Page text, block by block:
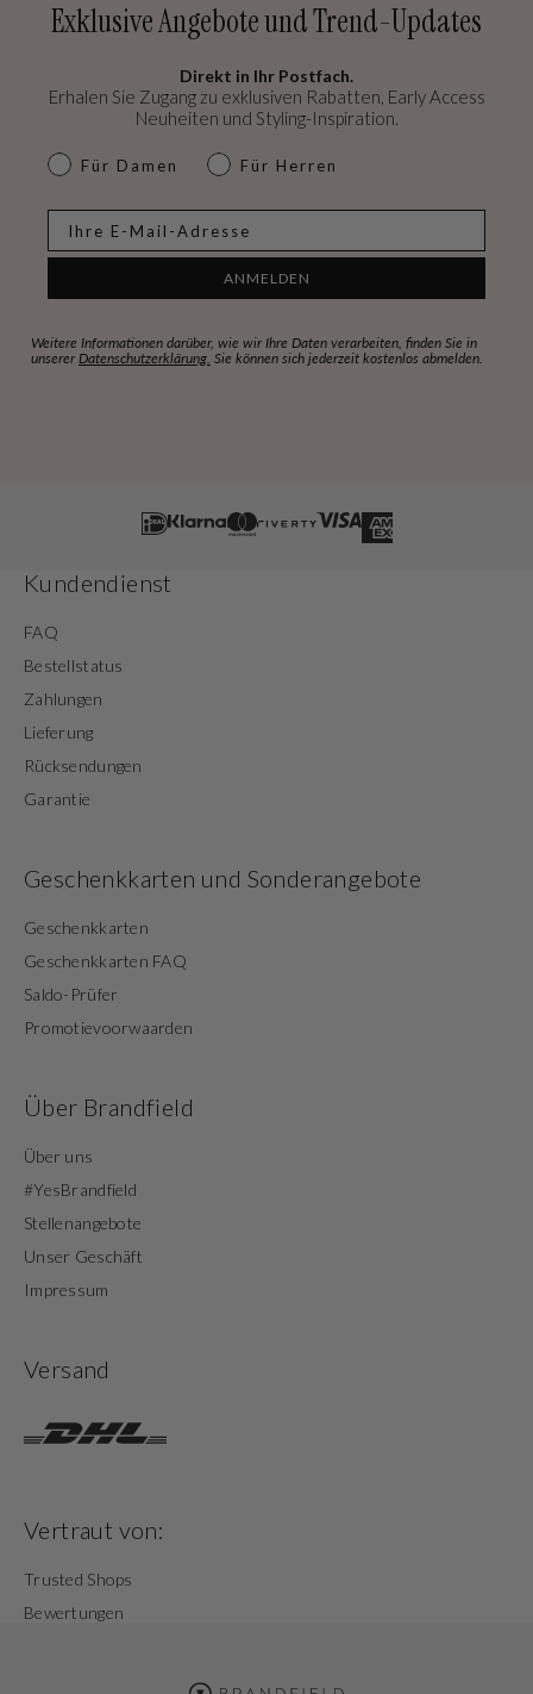
Exklusive Angebote und Trend-Updates
Direkt in Ihr Postfach.
Erhalen Sie Zugang zu exklusiven Rabatten, Early Access
Neuheiten und Styling-Inspiration.
dames & heren
Für Damen Für Herren
ANMELDEN
Weitere Informationen darüber, wie wir Ihre Daten verarbeiten, finden Sie in
unserer Datenschutzerklärung. Sie können sich jederzeit kostenlos abmelden.
Kundendienst
FAQ
Bestellstatus
Zahlungen
Lieferung
Rücksendungen
Garantie
Geschenkkarten und Sonderangebote
Geschenkkarten
Geschenkkarten FAQ
Saldo-Prüfer
Promotievoorwaarden
Über Brandfield
Über uns
#YesBrandfield
Stellenangebote
Unser Geschäft
Impressum
Versand
Vertraut von:
Trusted Shops
Bewertungen